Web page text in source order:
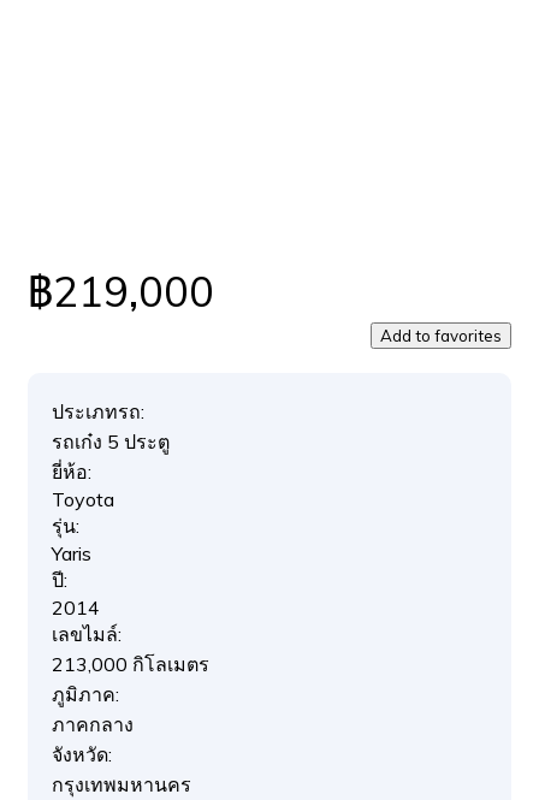
฿219,000
Add to favorites
ประเภทรถ:
รถเก๋ง 5 ประตู
ยี่ห้อ:
Toyota
รุ่น:
Yaris
ปี:
2014
เลขไมล์:
213,000 กิโลเมตร
ภูมิภาค:
ภาคกลาง
จังหวัด:
กรุงเทพมหานคร